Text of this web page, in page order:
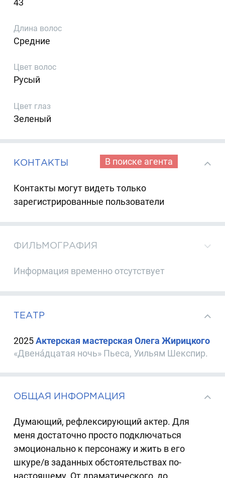
43
Длина волос
Средние
Цвет волос
Русый
Цвет глаз
Зеленый
КОНТАКТЫ В поиске агента
Контакты могут видеть только
зарегистрированные пользователи
ФИЛЬМОГРАФИЯ
Информация временно отсутствует
ТЕАТР
2025Актерская мастерская Олега Жирицкого
«Двена́дцатая ночь» Пьеса, Уильям Шекспир.
ОБЩАЯ ИНФОРМАЦИЯ
Думающий, рефлексирующий актер. Для
меня достаточно просто подключаться
эмоционально к персонажу и жить в его
шкуре/в заданных обстоятельствах по-
настоящему. От драматического, до